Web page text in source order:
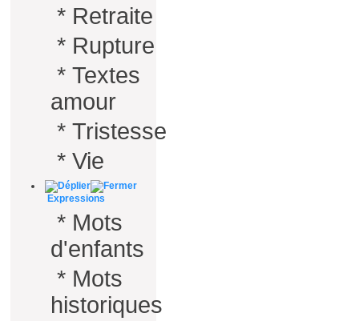
* Retraite
* Rupture
* Textes
amour
* Tristesse
* Vie
Expressions
* Mots
d'enfants
* Mots
historiques